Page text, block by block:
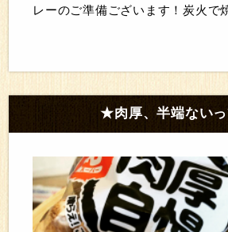
レーのご準備ございます！炭火で
★肉厚、半端ない